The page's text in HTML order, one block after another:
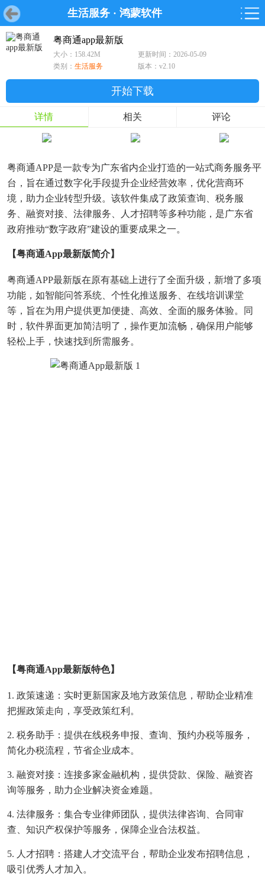
生活服务 · 鸿蒙软件
首页 游戏 软件
首页 游戏 软件 鸿蒙
游戏
鸿蒙
软件
专题
粤商通app最新版
大小：158.42M
更新时间：2026-05-09
类别： 生活服务 版本：v2.10
开始下载
详情 相关 评论
粤商通APP是一款专为广东省内企业打造的一站式商务服务平
台，旨在通过数字化手段提升企业经营效率，优化营商环
境，助力企业转型升级。该软件集成了政策查询、税务服
务、融资对接、法律服务、人才招聘等多种功能，是广东省
政府推动“数字政府”建设的重要成果之一。
【粤商通app最新版简介】
粤商通APP最新版在原有基础上进行了全面升级，新增了多项
功能，如智能问答系统、个性化推送服务、在线培训课堂
等，旨在为用户提供更加便捷、高效、全面的服务体验。同
时，软件界面更加简洁明了，操作更加流畅，确保用户能够
轻松上手，快速找到所需服务。
【粤商通app最新版特色】
1. 政策速递：实时更新国家及地方政策信息，帮助企业精准
把握政策走向，享受政策红利。
2. 税务助手：提供在线税务申报、查询、预约办税等服务，
简化办税流程，节省企业成本。
3. 融资对接：连接多家金融机构，提供贷款、保险、融资咨
询等服务，助力企业解决资金难题。
4. 法律服务：集合专业律师团队，提供法律咨询、合同审
查、知识产权保护等服务，保障企业合法权益。
5. 人才招聘：搭建人才交流平台，帮助企业发布招聘信息，
吸引优秀人才加入。